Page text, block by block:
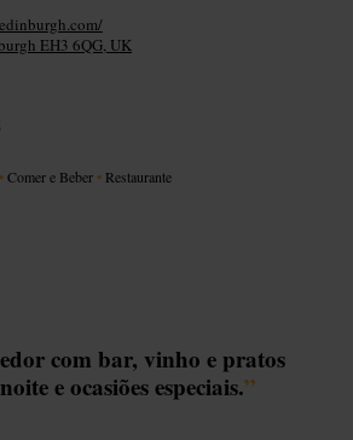
EH3 6QG, UK
•Comer e Beber • Restaurante
com bar, vinho e pratos
e ocasiões especiais.”